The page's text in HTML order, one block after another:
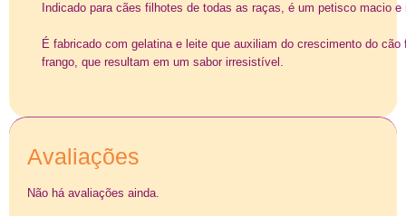
Indicado para cães filhotes de todas as raças, é um petisco macio
É fabricado com gelatina e leite que auxiliam do crescimento do
frango, que resultam em um sabor irresistível.
Avaliações
Não há avaliações ainda.